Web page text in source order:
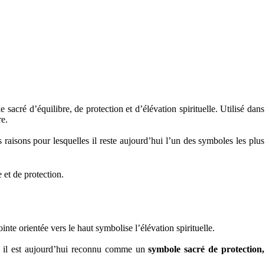
d’équilibre, de protection et d’élévation spirituelle. Utilisé dans
pour lesquelles il reste aujourd’hui l’un des symboles les plus
de protection.
orientée vers le haut symbolise l’élévation spirituelle.
il est aujourd’hui reconnu comme unsymbole sacré de protection,